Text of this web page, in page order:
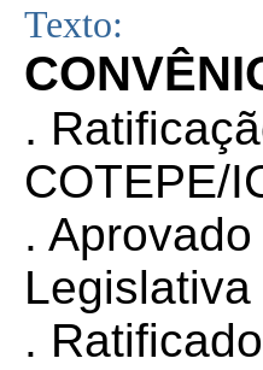
Texto:
.
COTEPE/
.
.